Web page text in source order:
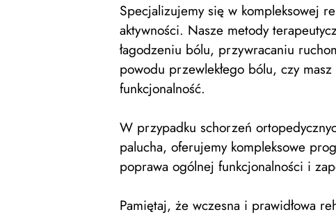
Specjalizujemy się w kompleksowej
aktywności. Nasze metody
łagodzeniu bólu, przywracaniu
powodu przewlekłego bólu, czy
funkcjonalność.
W przypadku schorzeń
palucha, oferujemy kompleksowe
poprawa ogólnej funkcjonalności i
Pamiętaj, że wczesna i prawidłowa